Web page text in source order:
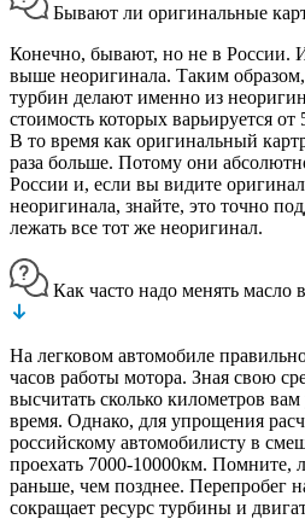
Бывают ли оригинальные
Конечно, бывают, но не в России.
выше неоригинала. Таким
турбин делают именно из
стоимость которых варьируется
В то время как оригинальный
раза больше. Потому они
России и, если вы видите
неоригинала, знайте, это точно
лежать все тот же неоригинал.
Как часто надо менять масло
На легковом автомобиле
часов работы мотора. Зная свою
высчитать сколько километров вам
время. Однако, для упрощения
российскому автомобилисту в
проехать 7000-10000км. Помните,
раньше, чем позднее. Перепробег
сокращает ресурс турбины и